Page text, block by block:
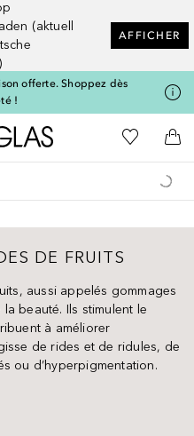
(aktuell
AFFICHER
offerte. Shoppez dès
!
Vers l'accueil Douglas
Vers Ma
DE FRUITS
aussi appelés gommages
beauté. Ils stimulent le
à améliorer
de rides et de ridules, de
ou d’hyperpigmentation.